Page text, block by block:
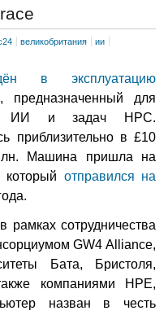
великобритания
ии
в эксплуатацию
предназначенный для
ИИ и задач НРС.
приблизительно в £10
Машина пришла на
который отправился на
рамках сотрудничества
GW4 Alliance,
Бата, Бристоля,
компаниями HPE,
назван в честь